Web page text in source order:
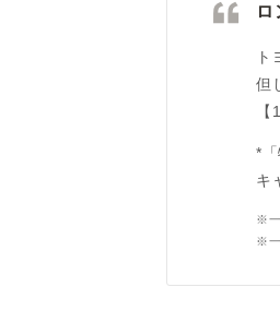
ロ
ト
但
*
キ
※一
※一